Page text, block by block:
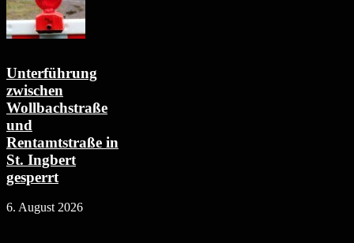
Unterführung
zwischen
Wollbachstraße
und
Rentamtstraße in
St. Ingbert
gesperrt
6. August 2026